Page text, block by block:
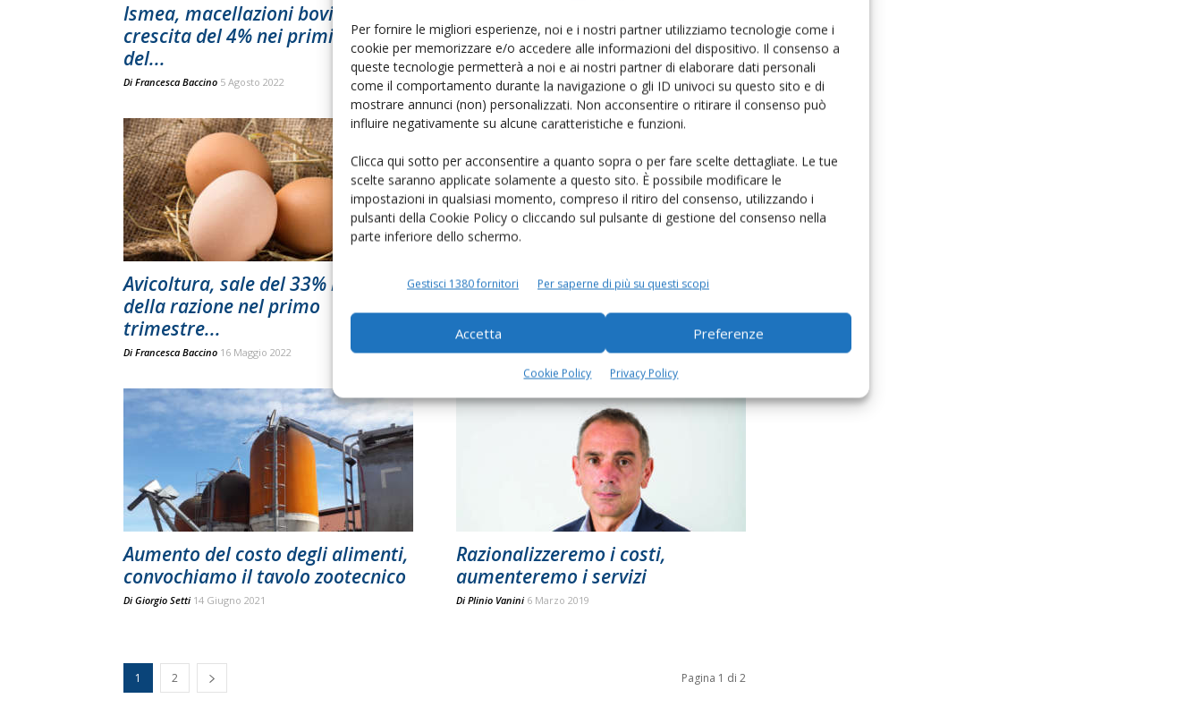
Per fornire le migliori esperienze, noi e i nostri partner utilizziamo tecnologie come i
cookie per memorizzare e/o accedere alle informazioni del dispositivo. Il consenso a
queste tecnologie permetterà a noi e ai nostri partner di elaborare dati personali
come il comportamento durante la navigazione o gli ID univoci su questo sito e di
mostrare annunci (non) personalizzati. Non acconsentire o ritirare il consenso può
influire negativamente su alcune caratteristiche e funzioni.
Clicca qui sotto per acconsentire a quanto sopra o per fare scelte dettagliate. Le tue
scelte saranno applicate solamente a questo sito. È possibile modificare le
impostazioni in qualsiasi momento, compreso il ritiro del consenso, utilizzando i
pulsanti della Cookie Policy o cliccando sul pulsante di gestione del consenso nella
parte inferiore dello schermo.
Gestisci 1380 fornitori Per saperne di più su questi scopi
Accetta Preferenze
Cookie Policy Privacy Policy
Ismea, macellazioni bovine in
crescita del 4% nei primi mesi
del...
Di Francesca Baccino 5 Agosto 2022
lanciano l’allarme sul caro-costi
Francesca Baccino 6 Luglio 2022
Avicoltura, sale del 33% il costo
della razione nel primo
trimestre...
Di Francesca Baccino 16 Maggio 2022
Assalzoo, inevitabile l’incremento
dei prezzi dei mangimi
DiFrancesca Baccino
Aumento del costo degli alimenti,
convochiamo il tavolo zootecnico
Di Giorgio Setti 14 Giugno 2021
Razionalizzeremo i costi,
aumenteremo i servizi
Di Plinio Vanini 6 Marzo 2019
1 2 Pagina 1 di 2